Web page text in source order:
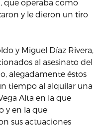
que operaba como
y le dieron un tiro
y Miguel Díaz Rivera,
al asesinato del
alegadamente éstos
tiempo al alquilar una
Alta en la que
y en la que
sus actuaciones